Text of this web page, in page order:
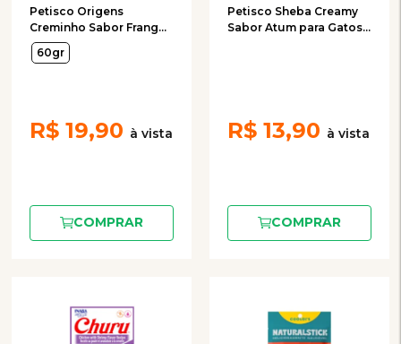
Petisco Origens
Creminho Sabor Frango
para Gatos com 4
Unidades de 15g
60gr
R$ 19,90
COMPRAR
Petisco Sheba Creamy
Sabor Atum para Gatos
R$ 13,90
COMPRAR